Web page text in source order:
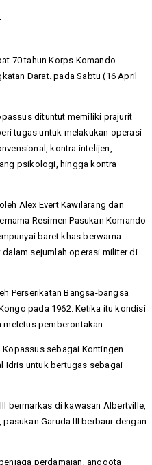
70 tahun Korps Komando
Darat. pada Sabtu (16 April
dituntut memiliki prajurit
tugas untuk melakukan operasi
kontra intelijen,
psikologi, hingga kontra
Alex Evert Kawilarang dan
Resimen Pasukan Komando
baret khas berwarna
sejumlah operasi militer di
Perserikatan Bangsa-bangsa
pada 1962. Ketika itu kondisi
pemberontakan.
sebagai Kontingen
Idris untuk bertugas sebagai
bermarkas di kawasan Albertville,
Garuda III berbaur dengan
perdamaian, anggota